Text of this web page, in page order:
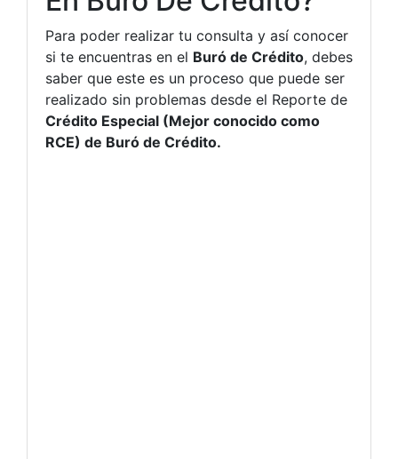
Para poder realizar tu consulta y así conocer
si te encuentras en el Buró de Crédito, debes
saber que este es un proceso que puede ser
realizado sin problemas desde el Reporte de
Crédito Especial (Mejor conocido como
RCE) de Buró de Crédito.